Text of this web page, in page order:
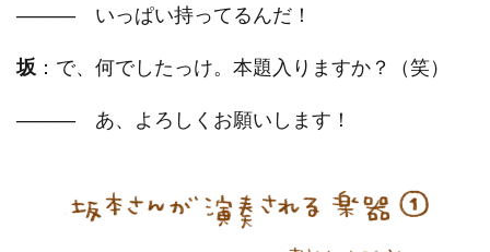
―――いっぱい持ってるんだ！
坂 ：で、何でしたっけ。本題入りますか？（笑）
―――あ、よろしくお願いします！